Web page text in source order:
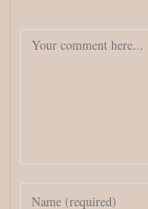
Comment